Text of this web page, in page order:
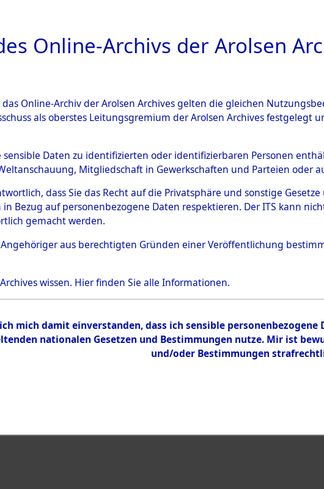
ARCHIVALE ÜBERSICHT BILD
0003 (108008691)
Person KÖTZ, GUSTAV
Bestand
Online-Archivs der Arolsen
Online-Archiv der Arolsen Archives gelten die gleichen
als oberstes Leitungsgremium der Arolsen Archives festgelegt
sensible Daten zu identifizierten oder identifizierbaren Personen
Mitgliedschaft in Gewerkschaften und Parteien oder
dass Sie das Recht auf die Privatsphäre und sonstige
Bezug auf personenbezogene Daten respektieren. Der ITS kann
gemacht werden.
Angehöriger aus berechtigten Gründen einer Veröffentlichung
wissen. Hierfinden Sie alle Informationen.
mich damit einverstanden, dass ich sensible
nationalen Gesetzen und Bestimmungen nutze. Mir ist
und/oder Bestimmungen